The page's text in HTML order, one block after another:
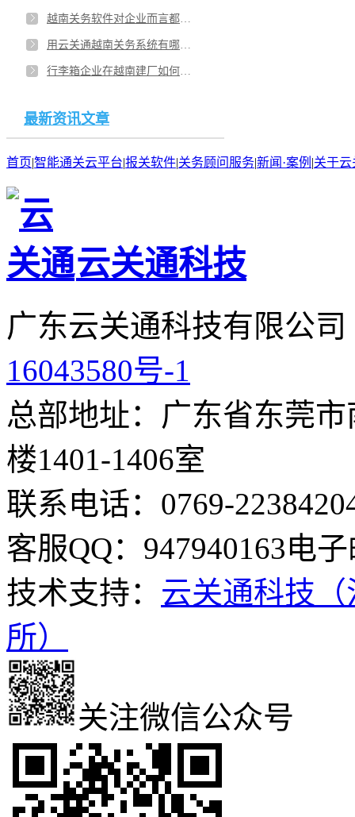
越南关务软件对企业而言都具备哪些功能？行李箱越南企业能有哪些利益？
用云关通越南关务系统有哪些优势？是不是云关通越南关务系统是行李箱企业的较佳选择？
行李箱企业在越南建厂如何提升效率？越南关务软件能够帮助行李箱企业优化跟申报？
最新资讯文章
首页 智能通关云平台 报关软件 关务顾问服务新闻·案例 关于云
云关通科技
广东云关通科技有限公
16043580号-1
总部地址：广东省东莞
楼1401-1406室
联系电话：0769-
客服QQ：947940163电子
技术支持： 云关通科技
所）
关注微信公众号